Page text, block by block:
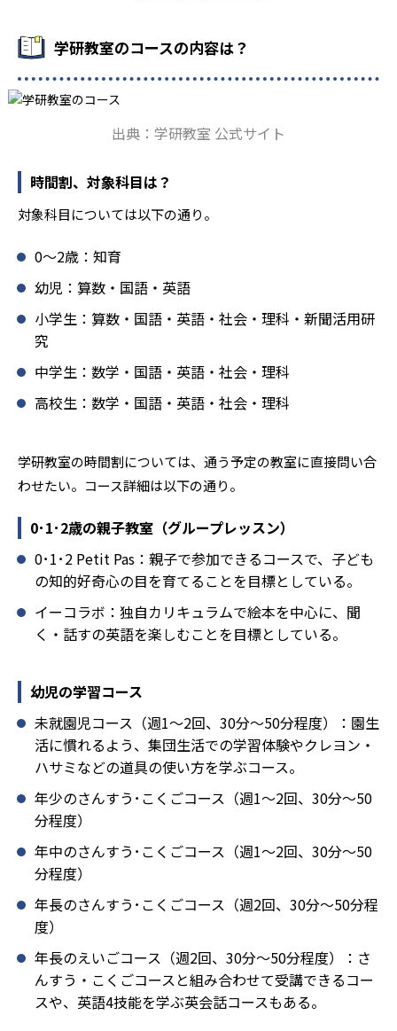
学研教室の先生は、研修会や勉強会で日々指導スキルを研
鑽している。「子どもたちに学ぶ喜びを」「自信を」「生
きる力を」という理念のもとで生徒一人ひとりに向き合っ
ており、生徒それぞれの「できるところ」「良いところ」
導により生徒の「やる気」を引き出し、無理のない学習と
報にも精通しており、学習相談や教育相談、保護者とのコ
ミュニケーションにも対応している。
学研教室では、楽しく生き生きと学ぶことも重視してい
知・情・意のバランスのとれた生徒の育成を推進。「教室
でのあいさつ」「くつ・かばんの整とん」といったしつけ
面の指導も実施し、全人的な教育に取り組んでいる点も、
メリットと言えるだろう。
学研教室のデメリットとしては、基礎をより重視している
分、生徒によっては物足りなく感じる可能性がある点だろ
学研教室のコースの内容は？
出典：学研教室 公式サイト
時間割、対象科目は？
対象科目については以下の通り。
0〜2歳：知育
幼児：算数・国語・英語
小学生：算数・国語・英語・社会・理科・新聞活用研
究
中学生：数学・国語・英語・社会・理科
高校生：数学・国語・英語・社会・理科
学研教室の時間割については、通う予定の教室に直接問い合
わせたい。コース詳細は以下の通り。
0･1･2歳の親子教室（グループレッスン）
0･1･2 Petit Pas：親子で参加できるコースで、子ども
の知的好奇心の目を育てることを目標としている。
イーコラボ：独自カリキュラムで絵本を中心に、聞
く・話すの英語を楽しむことを目標としている。
幼児の学習コース
未就園児コース（週1～2回、30分～50分程度）：園生
活に慣れるよう、集団生活での学習体験やクレヨン・
ハサミなどの道具の使い方を学ぶコース。
年少のさんすう･こくごコース（週1～2回、30分～50
分程度）
年中のさんすう･こくごコース（週1～2回、30分～50
分程度）
年長のさんすう･こくごコース（週2回、30分～50分程
度）
年長のえいごコース（週2回、30分～50分程度）：さ
んすう・こくごコースと組み合わせて受講できるコー
スや、英語4技能を学ぶ英会話コースもある。